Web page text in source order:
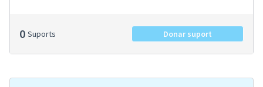
0 Suports Donar suport